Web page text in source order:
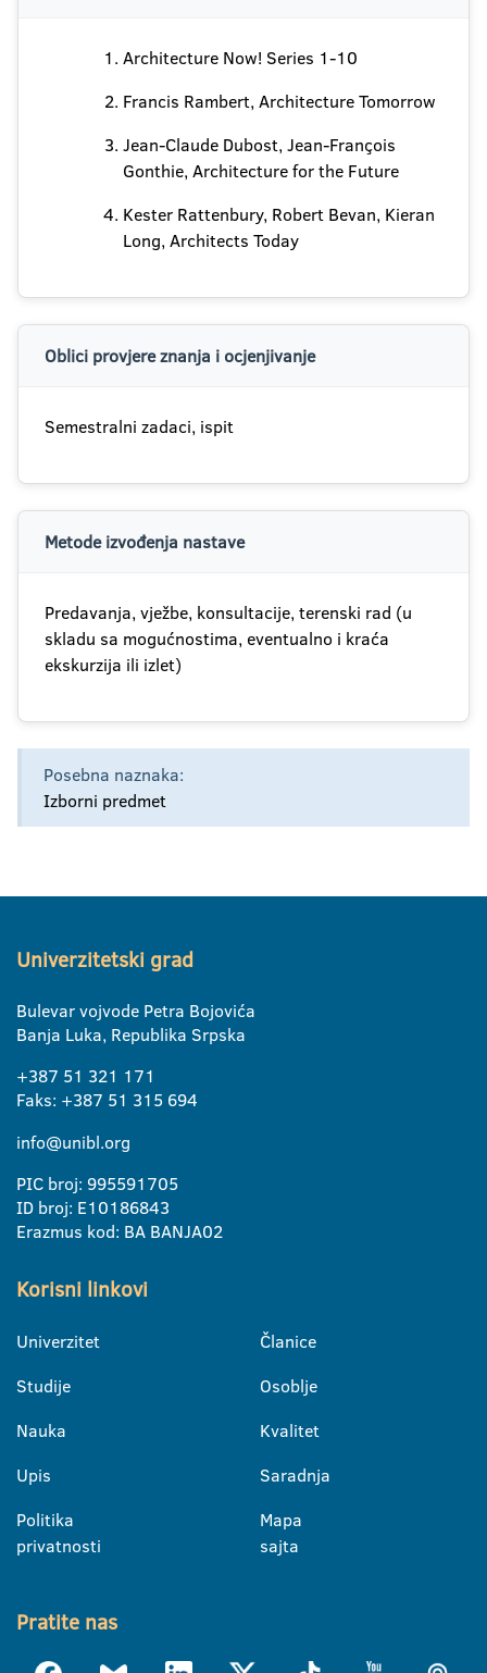
Architecture Now! Series 1-10
Francis Rambert, Architecture Tomorrow
Jean-Claude Dubost, Jean-François
Gonthie, Architecture for the Future
Kester Rattenbury, Robert Bevan, Kieran
Long, Architects Today
Oblici provjere znanja i ocjenjivanje
Semestralni zadaci, ispit
Metode izvođenja nastave
Predavanja, vježbe, konsultacije, terenski rad (u
skladu sa mogućnostima, eventualno i kraća
ekskurzija ili izlet)
Posebna naznaka:
Izborni predmet
Univerzitetski grad
Bulevar vojvode Petra Bojovića
Banja Luka, Republika Srpska
+387 51 321 171
Faks: +387 51 315 694
info@unibl.org
PIC broj: 995591705
ID broj: E10186843
Erazmus kod: BA BANJA02
Korisni linkovi
Univerzitet
Studije
Nauka
Upis
Politika
privatnosti
Članice
Osoblje
Kvalitet
Saradnja
Mapa
sajta
Pratite nas